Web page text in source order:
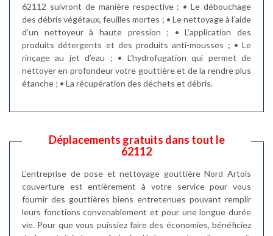
62112 suivront de manière respective : • Le débouchage
des débris végétaux, feuilles mortes ; • Le nettoyage à l’aide
d’un nettoyeur à haute pression ; • L’application des
produits détergents et des produits anti-mousses ; • Le
rinçage au jet d’eau ; • L’hydrofugation qui permet de
nettoyer en profondeur votre gouttière et de la rendre plus
étanche ; • La récupération des déchets et débris.
Déplacements gratuits dans tout le
62112
L’entreprise de pose et nettoyage gouttière Nord Artois
couverture est entièrement à votre service pour vous
fournir des gouttières biens entretenues pouvant remplir
leurs fonctions convenablement et pour une longue durée
vie. Pour que vous puissiez faire des économies, bénéficiez